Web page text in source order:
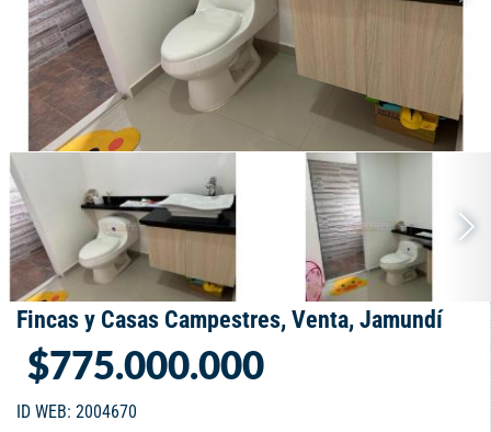
Fincas y Casas Campestres, Venta, Jamundí
$775.000.000
ID WEB: 2004670